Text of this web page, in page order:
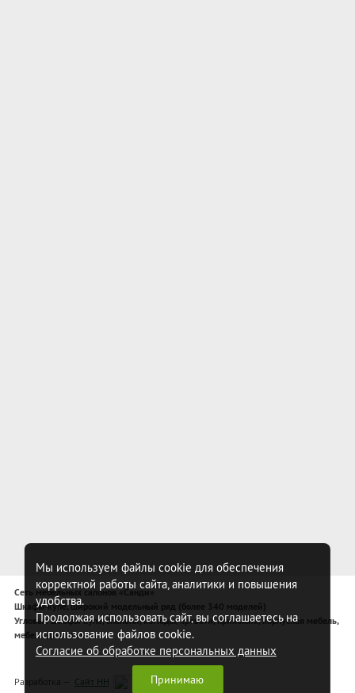
Сеть мебельных салонов «Санди»
Шкафы-купе, широкий модельный ряд (более 340 моделей)
Угловые шкафы-купе, спальни, комоды, кровати, прихожие, корпусная мебель,
мебель для спальни
Разработка — Сайт НН
Мы используем файлы cookie для обеспечения
корректной работы сайта, аналитики и повышения
удобства.
Продолжая использовать сайт, вы соглашаетесь на
использование файлов cookie.
Согласие об обработке персональных данных
Принимаю